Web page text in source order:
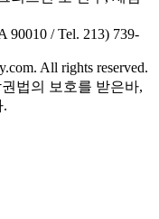
90010 / Tel. 213) 739-
All rights reserved.
법의 보호를 받은바,
.